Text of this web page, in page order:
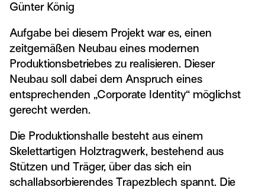
Günter König
Aufgabe bei diesem Projekt war es, einen
zeitgemäßen Neubau eines modernen
Produktionsbetriebes zu realisieren. Dieser
Neubau soll dabei dem Anspruch eines
entsprechenden „Corporate Identity“ möglichst
gerecht werden.
Die Produktionshalle besteht aus einem
Skelettartigen Holztragwerk, bestehend aus
Stützen und Träger, über das sich ein
schallabsorbierendes Trapezblech spannt. Die